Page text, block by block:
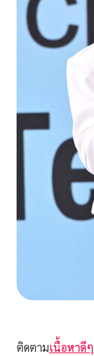
ติดตามเนื้อหาดีๆ